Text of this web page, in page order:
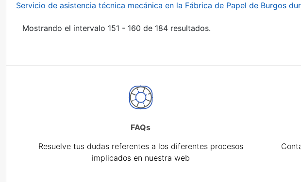
Servicio de asistencia técnica mecánica en la Fábrica de Papel de Burgos
Mostrando el intervalo 151 - 160 de 184 resultados.
FAQs
Resuelve tus dudas referentes a los diferentes procesos
implicados en nuestra web